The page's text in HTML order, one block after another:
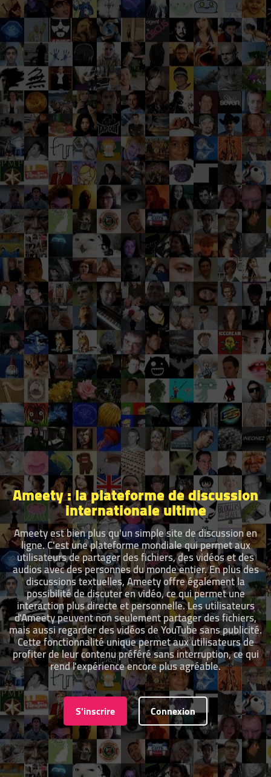
Ameety : la plateforme de discussion
internationale ultime
Ameety est bien plus qu'un simple site de discussion en
ligne. C'est une plateforme mondiale qui permet aux
utilisateurs de partager des fichiers, des vidéos et des
audios avec des personnes du monde entier. En plus des
discussions textuelles, Ameety offre également la
possibilité de discuter en vidéo, ce qui permet une
interaction plus directe et personnelle. Les utilisateurs
d'Ameety peuvent non seulement partager des fichiers,
mais aussi regarder des vidéos de YouTube sans publicité.
Cette fonctionnalité unique permet aux utilisateurs de
profiter de leur contenu préféré sans interruption, ce qui
rend l'expérience encore plus agréable.
S'inscrire Connexion